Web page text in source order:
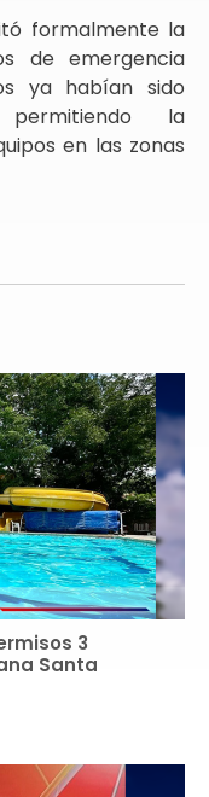
formalmente la
de emergencia
ya habían sido
permitiendo la
en las zonas
3
Santa